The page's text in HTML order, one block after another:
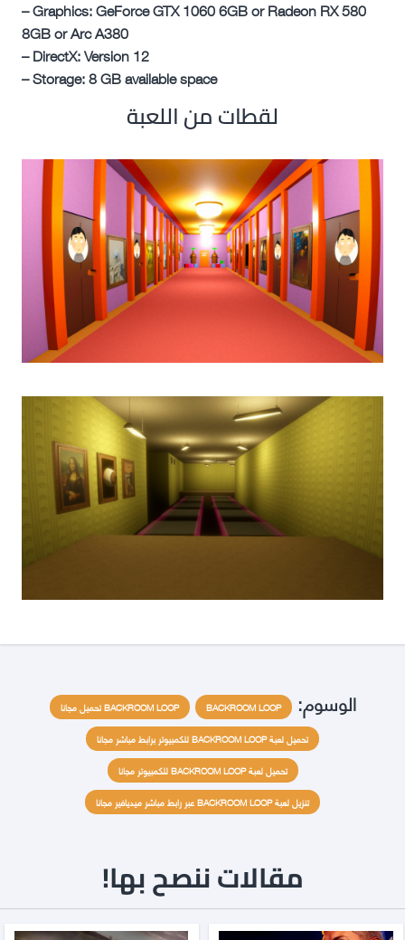
– Graphics: GeForce GTX 1060 6GB or Radeon RX 580
8GB or Arc A380
– DirectX: Version 12
– Storage: 8 GB available space
لقطات من اللعبة
الوسوم: BACKROOM LOOP
BACKROOM LOOP تحميل مجانا
تحميل لعبة BACKROOM LOOP للكمبيوتر برابط مباشر مجانا
تحميل لعبة BACKROOM LOOP للكمبيوتر مجانا
تنزيل لعبة BACKROOM LOOP عبر رابط مباشر ميديافير مجانا
مقالات ننصح بها!